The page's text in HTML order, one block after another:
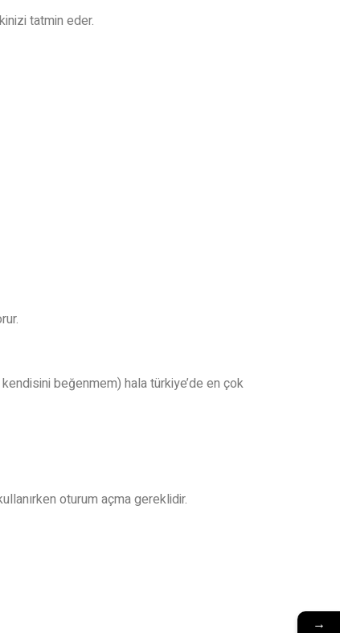
tatmin eder.
beğenmem) hala türkiye’de en çok
oturum açma gereklidir.
→